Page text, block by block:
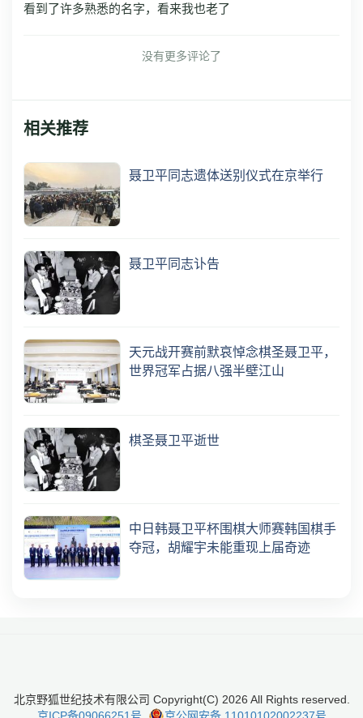
看到了许多熟悉的名字，看来我也老了
没有更多评论了
相关推荐
聂卫平同志遗体送别仪式在京举行
聂卫平同志讣告
天元战开赛前默哀悼念棋圣聂卫平，
世界冠军占据八强半壁江山
棋圣聂卫平逝世
中日韩聂卫平杯围棋大师赛韩国棋手
夺冠，胡耀宇未能重现上届奇迹
北京野狐世纪技术有限公司 Copyright(C) 2026 All Rights reserved.
京ICP备09066251号
京公网安备 11010102002237号